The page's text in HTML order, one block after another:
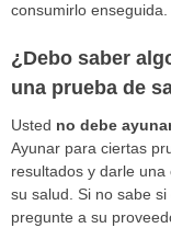
consumirlo enseguida.
¿Debo saber
una prueba de
Usted no debe
Ayunar para ciertas
resultados y darle
su salud. Si no sabe
pregunte a su